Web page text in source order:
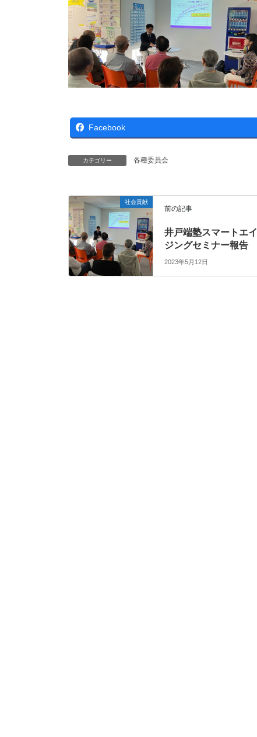
Facebook
カテゴリー 各種委員会
社会貢献
前の記事
井戸端塾スマートエイ
ジングセミナー報告
2023年5月12日